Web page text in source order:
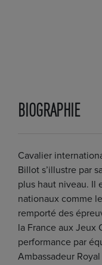
BIOGRAPHIE
Cavalier
Billot s’illustre par
plus haut niveau. Il
nationaux comme
remporté des
la France aux
performance par
Ambassadeur